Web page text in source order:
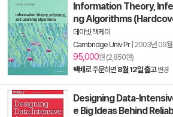
Information Theory,
ng Algorithms
데이빗 맥케이
Cambridge Univ Pr| 2003년 09월
95,000원 (2,850원)
택배로 주문하면 8월 12일 출고 변경
Designing Data-
e Big Ideas Behind